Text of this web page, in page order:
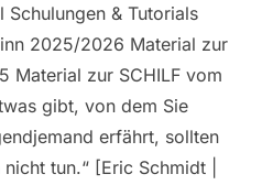
& Tutorials
2025/2026 Material zur
Material zur SCHILF vom
gibt, von dem Sie
erfährt, sollten
tun.“ [Eric Schmidt |